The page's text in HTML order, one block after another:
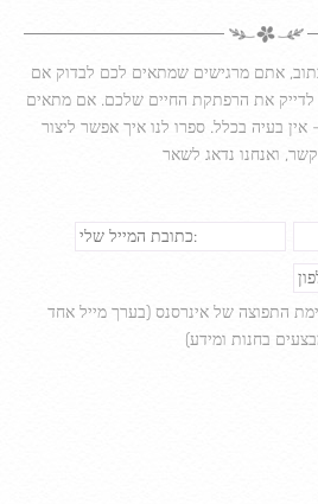
אתם מרגישים שמתאים לכם לבדוק אם
לדייק את הרפתקת החיים שלכם. אם מתאים
בעיה בכלל. ספרו לנו איך אפשר ליצור
התפוצה של אינרסנס (בערך מייל אחד
בחנות ומידע)